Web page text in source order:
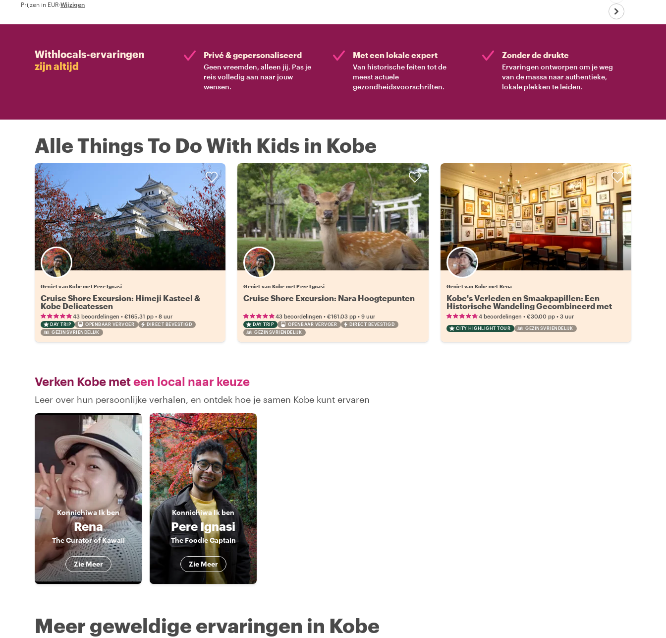
Prijzen in EUR·Wijzigen
Withlocals-ervaringen
zijn altijd
Privé & gepersonaliseerd
Geen vreemden, alleen jij. Pas je
reis volledig aan naar jouw
wensen.
Met een lokale expert
Van historische feiten tot de
meest actuele
gezondheidsvoorschriften.
Zonder de drukte
Ervaringen ontworpen om je weg
van de massa naar authentieke,
lokale plekken te leiden.
Alle Things To Do With Kids in Kobe
Geniet van Kobe met Pere Ignasi
Cruise Shore Excursion: Himeji Kasteel &
Kobe Delicatessen
43 beoordelingen • €165.31 pp • 8 uur
DAY TRIP OPENBAAR VERVOER
DIRECT BEVESTIGD
GEZINSVRIENDELIJK
Geniet van Kobe met Pere Ignasi
Cruise Shore Excursion: Nara Hoogtepunten
43 beoordelingen •€161.03 pp •9 uur
DAY TRIP OPENBAAR VERVOER
DIRECT BEVESTIGD
GEZINSVRIENDELIJK
Geniet van Kobe met Rena
Kobe's Verleden en Smaakpapillen: Een
Historische Wandeling Gecombineerd met
een Verse Voedseljacht
4 beoordelingen • €30.00 pp• 3 uur
CITY HIGHLIGHT TOUR GEZINSVRIENDELIJK
Verken Kobe meteen local naar keuze
Leer over hun persoonlijke verhalen, en ontdek hoe je samen Kobe kunt ervaren
Konnichiwa Ik ben
Rena
The Curator of Kawaii
Zie Meer
Konnichiwa Ik ben
Pere Ignasi
The Foodie Captain
Zie Meer
Meer geweldige ervaringen in Kobe